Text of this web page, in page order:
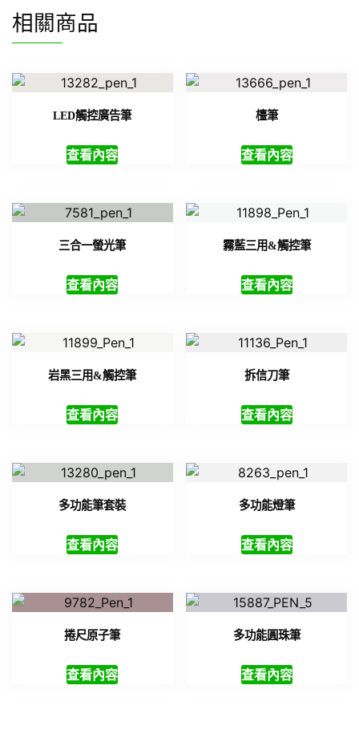
相關商品
LED觸控廣告筆
查看內容
檯筆
查看內容
三合一螢光筆
查看內容
霧藍三用&觸控筆
查看內容
岩黑三用&觸控筆
查看內容
拆信刀筆
查看內容
多功能筆套裝
查看內容
多功能燈筆
查看內容
捲尺原子筆
查看內容
多功能圓珠筆
查看內容